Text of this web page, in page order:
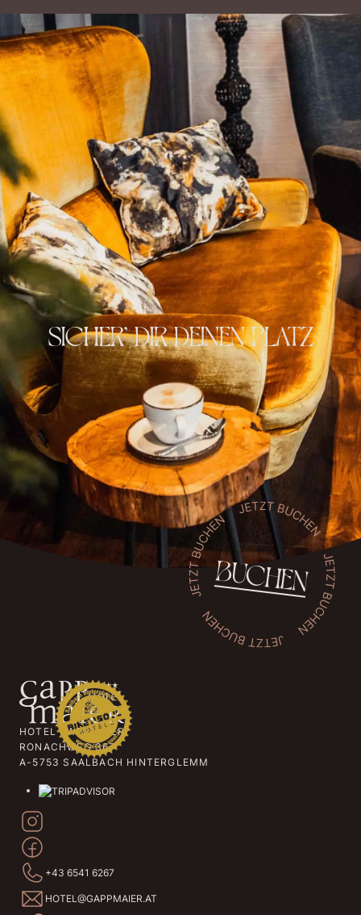
SICHER’ DIR DEINEN PLATZ
BUCHEN
HOTEL GAPPMAIER
RONACHWEG 367
A-5753 SAALBACH HINTERGLEMM
+43 6541 6267
HOTEL@GAPPMAIER.AT